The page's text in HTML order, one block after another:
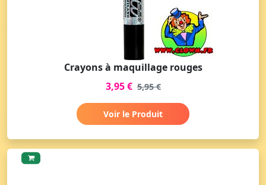
Crayons à maquillage rouges
3,95 € 5,95 €
Voir le Produit